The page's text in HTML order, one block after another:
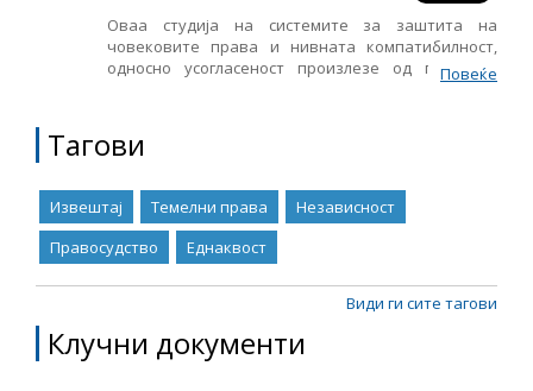
објавен од страна на Европската комисија во
средината на април. Извештајот е подготвен во
рамките на проектот „Мрежа 23+“, финансиран од
Европската Унија.
Оваа студија на системите за заштита на
човековите права и нивната компатибилност,
односно усогласеност произлезе од проектот
„Основни права – сместување во европската
Министерството за Комонвелтот и надворешните
Повеќе
Тагови
Извештај Темелни права
Независност
Правосудство
Еднаквост
Види ги сите тагови
Клучни документи